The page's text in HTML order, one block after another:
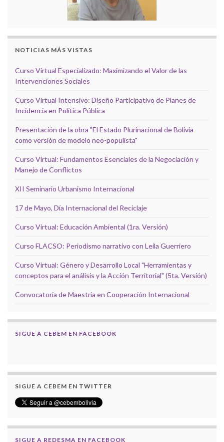
NOTICIAS MÁS VISTAS
Curso Virtual Especializado: Maximizando el Valor de las
Intervenciones Sociales
Curso Virtual Intensivo: Diseño Participativo de Planes de
Incidencia en Política Pública
Presentación de la obra "El Estado Plurinacional de Bolivia
como versión de modelo neo-populista"
Curso Virtual: Fundamentos Esenciales de la Negociación y
Manejo de Conflictos
XII Seminario Urbanismo Internacional
17 de Mayo, Día Internacional del Reciclaje
Curso Virtual: Educación Ambiental (1ra. Versión)
Curso FLACSO: Periodismo narrativo con Leila Guerriero
Curso Virtual: Género y Desarrollo Local "Herramientas y
conceptos para el análisis y la Acción Territorial" (5ta. Versión)
Convocatoria de Maestría en Cooperación Internacional
SIGUE A CEBEM EN FACEBOOK
SIGUE A CEBEM EN TWITTER
SIGUE A REDESMA EN FACEBOOK